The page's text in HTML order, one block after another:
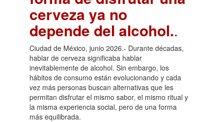
cerveza ya no
depende del alcohol..
Ciudad de México, junio 2026.- Durante décadas,
hablar de cerveza significaba hablar
inevitablemente de alcohol. Sin embargo, los
hábitos de consumo están evolucionando y cada
vez más personas buscan alternativas que les
permitan disfrutar el mismo sabor, el mismo ritual y
la misma experiencia social, pero de una forma
más equilibrada.